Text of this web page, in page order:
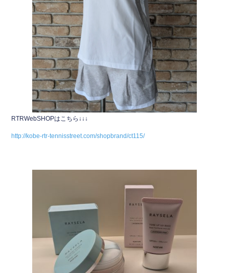
RTRWebSHOPはこちら↓↓↓
http://kobe-rtr-tennisstreet.com/shopbrand/ct115/